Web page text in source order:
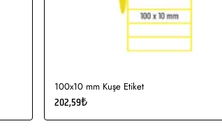
100x10 mm Kuşe Etiket
202,59₺